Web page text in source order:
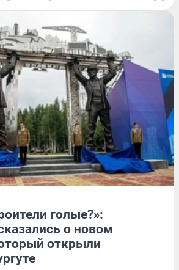
голые?»:
о новом
открыли